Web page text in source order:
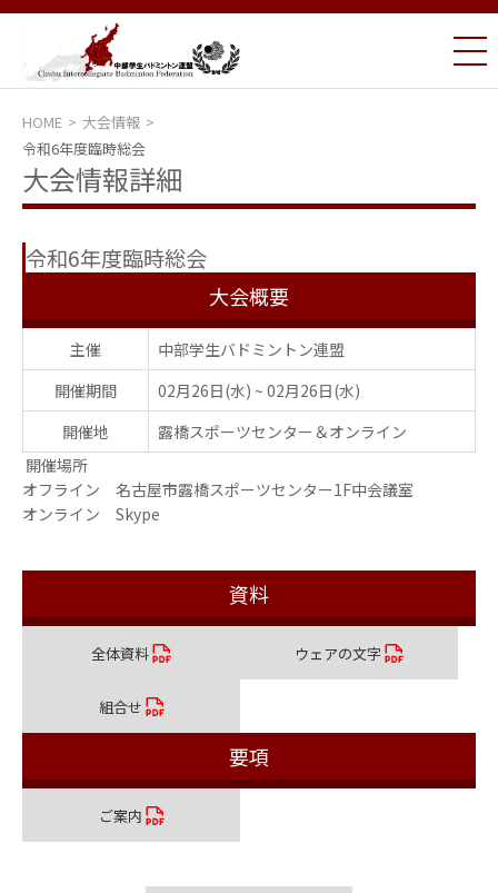
HOME
大会情報
令和6年度臨時総会
大会情報詳細
令和6年度臨時総会
大会概要
主催
中部学生バドミントン連盟
開催期間
02月26日(水) ~ 02月26日(水)
開催地
露橋スポーツセンター＆オンライン
開催場所
オフライン 名古屋市露橋スポーツセンター1F中会議室
オンライン Skype
資料
全体資料 ウェアの文字
組合せ
要項
ご案内